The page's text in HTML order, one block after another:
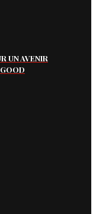
UN AVENIR